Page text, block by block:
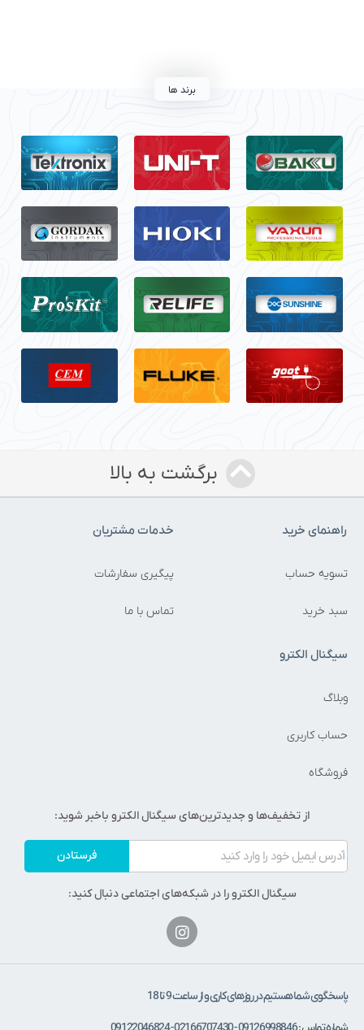
برند ها
برگشت به بالا
راهنمای خرید
تسویه حساب
سبد خرید
خدمات مشتریان
پیگیری سفارشات
تماس با ما
سیگنال الکترو
وبلاگ
حساب کاربری
فروشگاه
از تخفیف‌ها و جدیدترین‌های سیگنال الکترو باخبر شوید:
فرستادن
سیگنال الکترو را در شبکه‌های اجتماعی دنبال کنید:
پاسخگوی شما هستیم در روزهای کاری و از ساعت 9 تا 18